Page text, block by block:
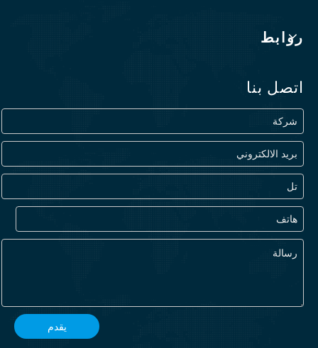
روابط
اتصل بنا
يقدم